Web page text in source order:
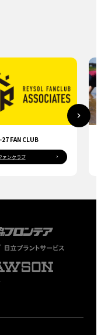
SUSTAINABILITY
サステナビリティ